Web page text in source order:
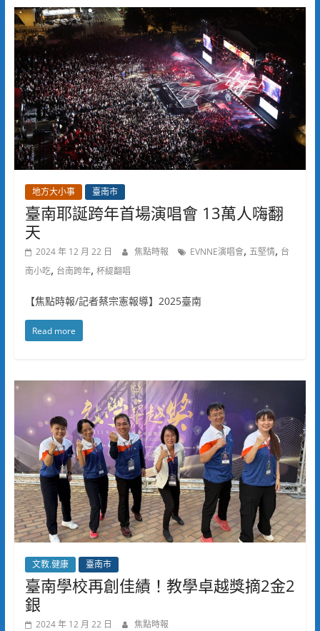
地方大小事 臺南市
臺南耶誕跨年首場演唱會 13萬人嗨翻
天
2024 年 12 月 22 日 焦點時報 EVNNE演唱會, 五堅情, 台
南小吃, 台南跨年, 杯緹翻唱
【焦點時報/記者蔡宗憲報導】2025臺南
Read more
文教.健康 臺南市
臺南學校再創佳績！教學卓越獎摘2金2
銀
2024 年 12 月 22 日 焦點時報